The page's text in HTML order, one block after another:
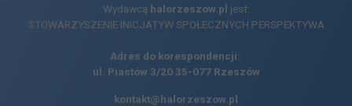
Wydawcą halorzeszow.pl jest:
STOWARZYSZENIE INICJATYW SPOŁECZNYCH PERSPEKTYWA
Adres do korespondencji:
ul. Piastów 3/20 35-077 Rzeszów
kontakt@halorzeszow.pl